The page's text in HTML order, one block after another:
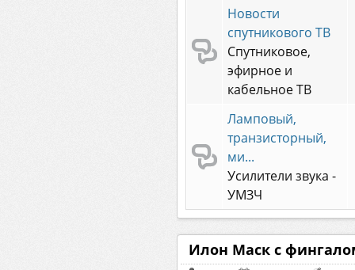
Новости
спутникового ТВ
Спутниковое,
эфирное и
кабельное ТВ
Ламповый,
транзисторный,
ми...
Усилители звука -
УМЗЧ
Илон Маск с